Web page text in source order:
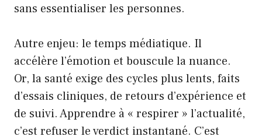
sans essentialiser les personnes.
Autre enjeu: le temps médiatique. Il
accélère l’émotion et bouscule la nuance.
Or, la santé exige des cycles plus lents, faits
d’essais cliniques, de retours d’expérience et
de suivi. Apprendre à « respirer » l’actualité,
c’est refuser le verdict instantané. C’est